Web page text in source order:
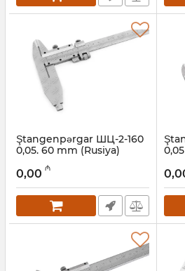
Ştangenpərgar ШЦ-2-160
0,05. 60 mm (Rusiya)
052001006
0,00 ₼